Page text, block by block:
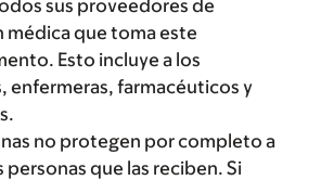
sus proveedores de
médica que toma este
Esto incluye a los
enfermeras, farmacéuticos y
no protegen por completo a
personas que las reciben. Si